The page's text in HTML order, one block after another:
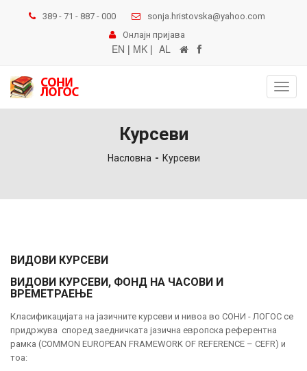
389 - 71 - 887 - 000
sonja.hristovska@yahoo.com
Онлајн пријава
EN | MK | AL
Курсеви
Насловна Курсеви
ВИДОВИ КУРСЕВИ
ВИДОВИ КУРСЕВИ, ФОНД НА ЧАСОВИ И
ВРЕМЕТРАЕЊЕ
Класификацијата на јазичните курсеви и нивоа во СОНИ - ЛОГОС се
придржува според заедничката јазична европска референтна
рамка (COMMON EUROPEAN FRAMEWORK OF REFERENCE – CEFR) и
тоа: